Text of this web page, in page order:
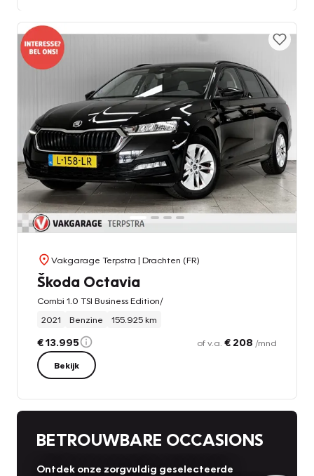
Vakgarage Terpstra | Drachten (FR)
Škoda Octavia
Combi 1.0 TSI Business Edition/
2021
Benzine 155.925 km
€ 13.995 of v.a. € 208 /mnd
Bekijk
BETROUWBARE OCCASIONS
Ontdek onze zorgvuldig geselecteerde